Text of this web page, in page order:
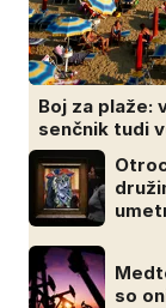
Boj za plaže:
senčnik tudi
so